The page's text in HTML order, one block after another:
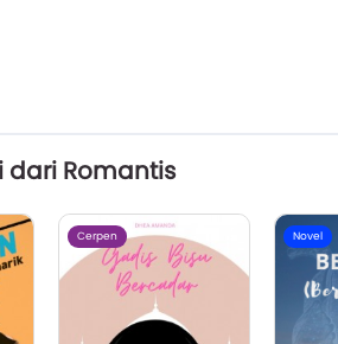
dari Romantis
Cerpen Novel